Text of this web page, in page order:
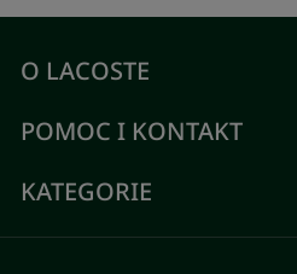
O LACOSTE
POMOC I KONTAKT
KATEGORIE